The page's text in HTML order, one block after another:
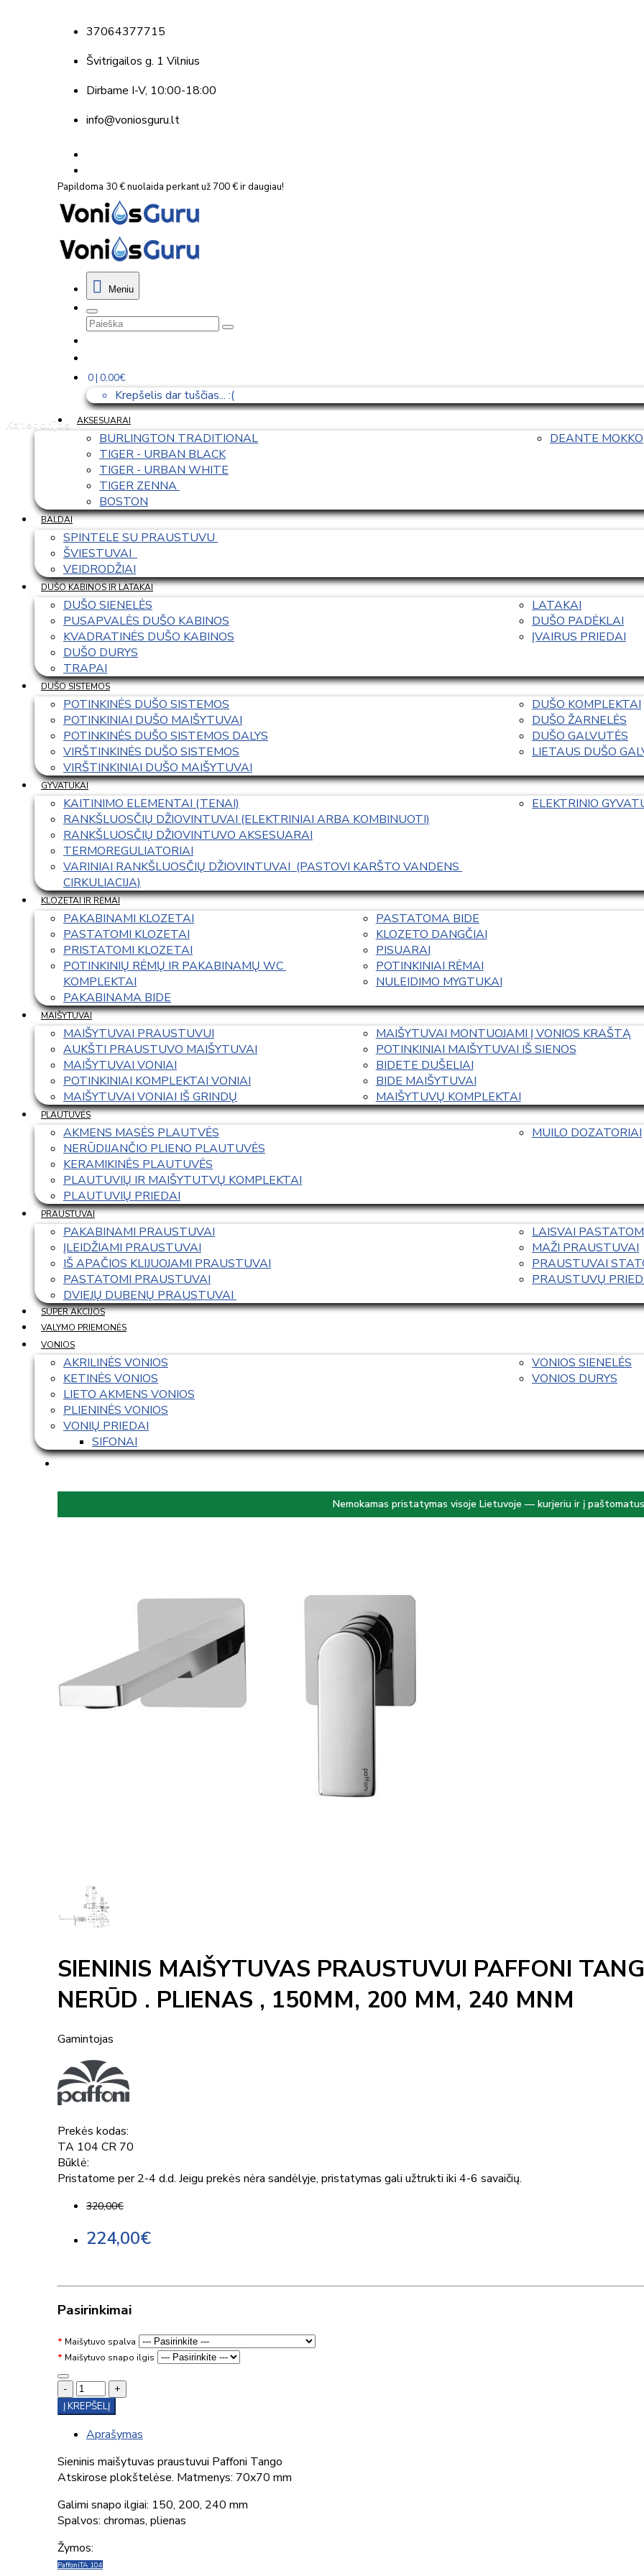
37064377715
Švitrigailos g. 1 Vilnius
Dirbame I-V, 10:00-18:00
info@voniosguru.lt
Papildoma 30 € nuolaida perkant už 700 € ir daugiau!
Meniu
0 | 0,00€
Krepšelis dar tuščias... :(
Kategorijos
AKSESUARAI
BURLINGTON TRADITIONAL
TIGER - URBAN BLACK
TIGER - URBAN WHITE
TIGER ZENNA
BOSTON
DEANTE MOKKO
BALDAI
SPINTELE SU PRAUSTUVU
ŠVIESTUVAI
VEIDRODŽIAI
DUŠO KABINOS IR LATAKAI
DUŠO SIENELĖS
PUSAPVALĖS DUŠO KABINOS
KVADRATINĖS DUŠO KABINOS
DUŠO DURYS
TRAPAI
LATAKAI
DUŠO PADĖKLAI
ĮVAIRUS PRIEDAI
DUŠO SISTEMOS
POTINKINĖS DUŠO SISTEMOS
POTINKINIAI DUŠO MAIŠYTUVAI
POTINKINĖS DUŠO SISTEMOS DALYS
VIRŠTINKINĖS DUŠO SISTEMOS
VIRŠTINKINIAI DUŠO MAIŠYTUVAI
DUŠO KOMPLEKTAI
DUŠO ŽARNELĖS
DUŠO GALVUTĖS
LIETAUS DUŠO
GYVATUKAI
KAITINIMO ELEMENTAI (TENAI)
RANKŠLUOSČIŲ DŽIOVINTUVAI (ELEKTRINIAI ARBA KOMBINUOTI)
RANKŠLUOSČIŲ DŽIOVINTUVO AKSESUARAI
TERMOREGULIATORIAI
VARINIAI RANKŠLUOSČIŲ DŽIOVINTUVAI  (PASTOVI KARŠTO VANDENS
CIRKULIACIJA)
ELEKTRINIO
KLOZETAI IR RĖMAI
PAKABINAMI KLOZETAI
PASTATOMI KLOZETAI
PRISTATOMI KLOZETAI
POTINKINIŲ RĖMŲ IR PAKABINAMŲ WC
KOMPLEKTAI
PAKABINAMA BIDE
PASTATOMA BIDE
KLOZETO DANGČIAI
PISUARAI
POTINKINIAI RĖMAI
NULEIDIMO MYGTUKAI
MAIŠYTUVAI
MAIŠYTUVAI PRAUSTUVUI
AUKŠTI PRAUSTUVO MAIŠYTUVAI
MAIŠYTUVAI VONIAI
POTINKINIAI KOMPLEKTAI VONIAI
MAIŠYTUVAI VONIAI IŠ GRINDŲ
MAIŠYTUVAI MONTUOJAMI Į VONIOS KRAŠTĄ
POTINKINIAI MAIŠYTUVAI IŠ SIENOS
BIDETE DUŠELIAI
BIDE MAIŠYTUVAI
MAIŠYTUVŲ KOMPLEKTAI
PLAUTUVĖS
AKMENS MASĖS PLAUTVĖS
NERŪDIJANČIO PLIENO PLAUTUVĖS
KERAMIKINĖS PLAUTUVĖS
PLAUTUVIŲ IR MAIŠYTUTVŲ KOMPLEKTAI
PLAUTUVIŲ PRIEDAI
MUILO DOZATORIAI
PRAUSTUVAI
PAKABINAMI PRAUSTUVAI
ĮLEIDŽIAMI PRAUSTUVAI
IŠ APAČIOS KLIJUOJAMI PRAUSTUVAI
PASTATOMI PRAUSTUVAI
DVIEJŲ DUBENŲ PRAUSTUVAI
LAISVAI
MAŽI PRAUSTUVAI
PRAUSTUVAI
PRAUSTUVŲ
SUPER AKCIJOS
VALYMO PRIEMONĖS
VONIOS
AKRILINĖS VONIOS
KETINĖS VONIOS
LIETO AKMENS VONIOS
PLIENINĖS VONIOS
VONIŲ PRIEDAI
SIFONAI
VONIOS SIENELĖS
VONIOS DURYS
Nemokamas pristatymas visoje Lietuvoje — kurjeriu ir į paštomatus
SIENINIS MAIŠYTUVAS PRAUSTUVUI PAFFONI
NERŪD . PLIENAS , 150MM, 200 MM, 240 MNM
Gamintojas
Prekės kodas:
TA 104 CR 70
Būklė:
Pristatome per 2-4 d.d. Jeigu prekės nėra sandėlyje, pristatymas gali užtrukti iki 4-6 savaičių.
320,00€
224,00€
Pasirinkimai
Maišytuvo spalva
Maišytuvo snapo ilgis
-
+
Į KREPŠELĮ
Aprašymas
Sieninis maišytuvas praustuvui Paffoni Tango
Atskirose plokštelėse. Matmenys: 70x70 mm
Galimi snapo ilgiai: 150, 200, 240 mm
Spalvos: chromas, plienas
Žymos:
PaffoniTA 104